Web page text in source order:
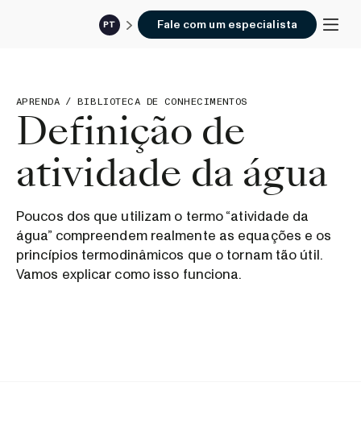
PT Fale com um especialista
APRENDA / BIBLIOTECA DE CONHECIMENTOS
Definição de
atividade da água
Poucos dos que utilizam o termo “atividade da
água” compreendem realmente as equações e os
princípios termodinâmicos que o tornam tão útil.
Vamos explicar como isso funciona.